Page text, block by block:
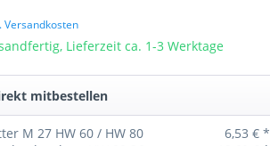
Versandkosten
Lieferzeit ca. 1-3 Werktage
mitbestellen
M 27 HW 60 / HW 80
6,53 € *